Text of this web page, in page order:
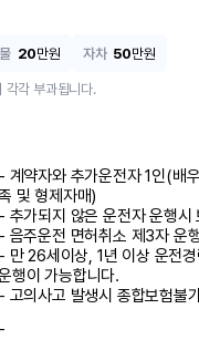
20만원 자차 50만원
각각 부과됩니다.
- 계약자와 추가운전자 1인(배
및 형제자매)
- 추가되지 않은 운전자 운행시
- 음주운전 면허취소 제3자 운
- 만 26세이상, 1년 이상 운전
행이 가능합니다.
- 고의사고 발생시 종합보험불
-